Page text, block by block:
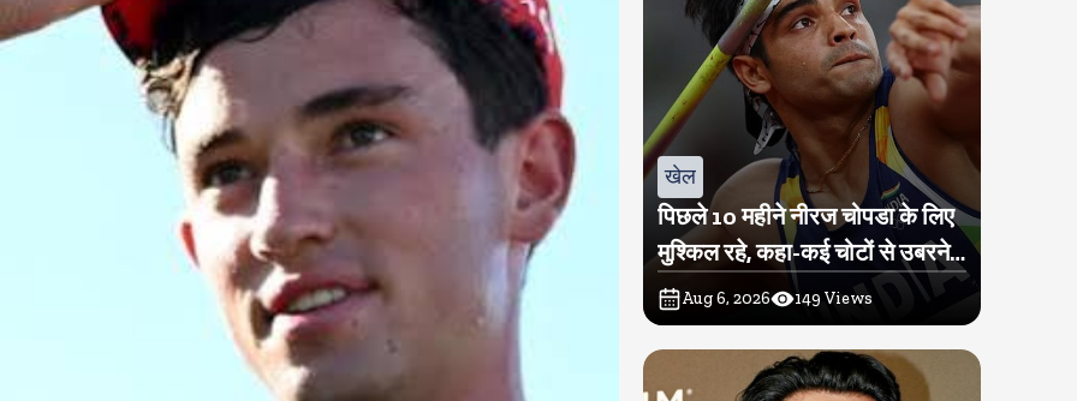
खेल
पिछले 10 महीने नीरज चोपडा के लिए
मुश्किल रहे, कहा-कई चोटों से उबरने में
परेशानी हुई
Aug 6, 2026 149 Views